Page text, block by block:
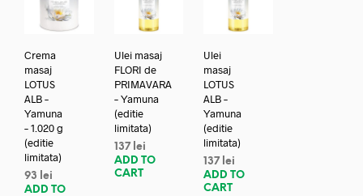
Crema
masaj
LOTUS
ALB –
Yamuna
– 1.020 g
(editie
limitata)
93
lei
ADD TO
Ulei masaj
FLORI de
PRIMAVARA
– Yamuna
(editie
limitata)
137 lei
ADD TO
CART
Ulei
masaj
LOTUS
ALB –
Yamuna
(editie
limitata)
137 lei
ADD TO
CART